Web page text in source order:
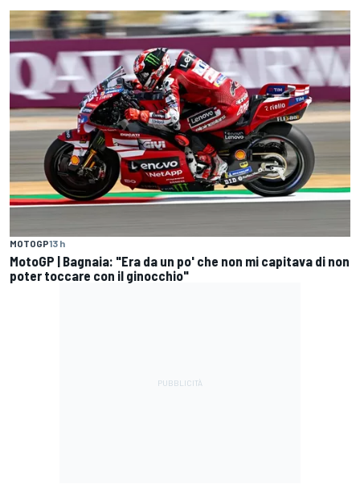
MOTOGP13 h
MotoGP | Bagnaia: "Era da un po' che non mi capitava di non
poter toccare con il ginocchio"